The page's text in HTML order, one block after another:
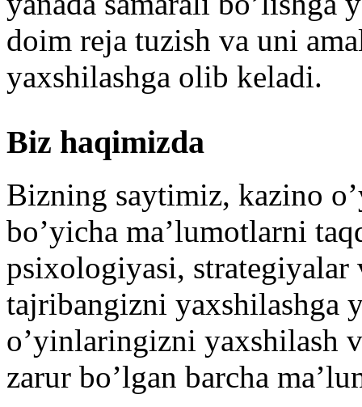
doim reja tuzish va uni
yaxshilashga olib keladi.
Biz haqimizda
Bizning saytimiz, kazino
bo’yicha ma’lumotlarni
psixologiyasi,
tajribangizni yaxshilashga
o’yinlaringizni yaxshilash
zarur bo’lgan barcha